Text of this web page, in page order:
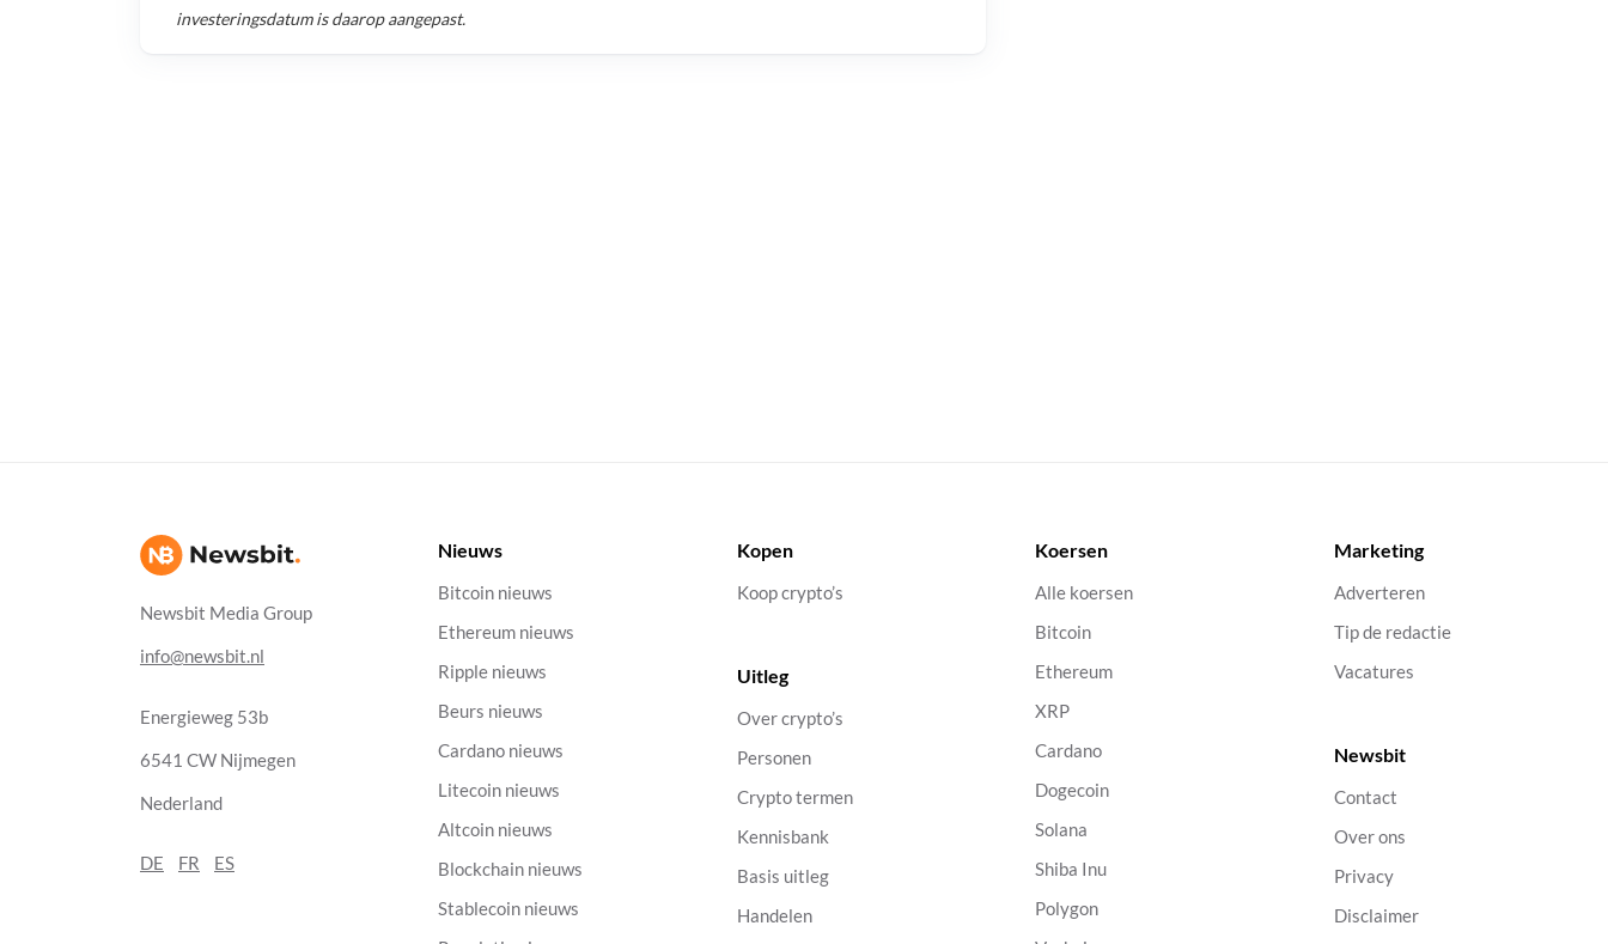
investeringsdatum is daarop aangepast.
Newsbit Media Group
info@newsbit.nl
Energieweg 53b
6541 CW Nijmegen
Nederland
DE FR ES
Nieuws
Bitcoin nieuws
Ethereum nieuws
Ripple nieuws
Beurs nieuws
Cardano nieuws
Litecoin nieuws
Altcoin nieuws
Blockchain nieuws
Stablecoin nieuws
Kopen
Koop crypto’s
Uitleg
Over crypto’s
Personen
Crypto termen
Kennisbank
Basis uitleg
Handelen
Koersen
Alle koersen
Bitcoin
Ethereum
XRP
Cardano
Dogecoin
Solana
Shiba Inu
Polygon
Marketing
Adverteren
Tip de redactie
Vacatures
Newsbit
Contact
Over ons
Privacy
Disclaimer